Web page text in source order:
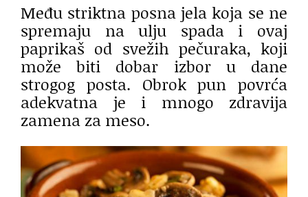
Među striktna posna jela koja se ne
spremaju na ulju spada i ovaj
paprikaš od svežih pečuraka, koji
može biti dobar izbor u dane
strogog posta. Obrok pun povrća
adekvatna je i mnogo zdravija
zamena za meso.